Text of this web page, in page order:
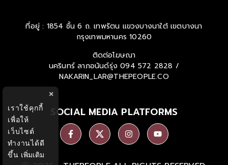
ที่อยู่ : 1854 ชั้น 6 ถ. เทพรัตน แขวงบางนาใต้ เขตบางนา
กรุงเทพมหานคร 10260
ติดต่อโฆษณา
นครินทร์ ลาภอนันด์รุ่ง 094 572 2828 /
NAKARIN_LAR@THEPEOPLE.CO
SOCIAL MEDIA PLATFORMS
×
เราใช้คุกกี้
เพื่อให้
เว็บไซต์
ทำงานได้ดี
ขึ้น เพิ่มเติม